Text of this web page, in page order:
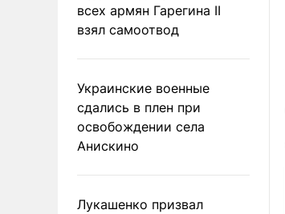
всех армян Гарегина II
взял самоотвод
Украинские военные
сдались в плен при
освобождении села
Анискино
Лукашенко призвал